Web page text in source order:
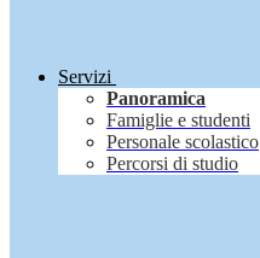
Servizi
Panoramica
Famiglie e studenti
Personale scolastico
Percorsi di studio